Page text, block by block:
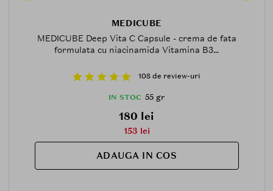
MEDICUBE
MEDICUBE Deep Vita C Capsule - crema de fata
formulata cu niacinamida Vitamina B3...
108 de review-uri
IN STOC 55 gr
180 lei
153 lei
ADAUGA IN COS